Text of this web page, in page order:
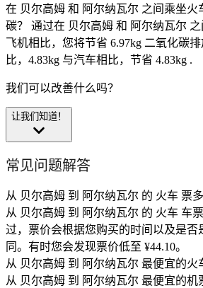
在 贝尔高姆 和 阿尔纳瓦尔 之间乘坐
碳？
通过在 贝尔高姆 和 阿尔纳瓦尔
飞机相比，您将节省 6.97kg 二氧化碳
比，4.83kg 与汽车相比，节省 4.83kg .
我们可以改善什么吗？
让我们知道！
常见问题解答
从 贝尔高姆 到 阿尔纳瓦尔 的 火车 票多
从 贝尔高姆 到 阿尔纳瓦尔 的 火车 车
过，票价会根据您购买的时间以及是否
同。有时您会发现票价低至 ¥44.10。
从 贝尔高姆 到 阿尔纳瓦尔 最便宜的火
从 贝尔高姆 到 阿尔纳瓦尔 最便宜的机